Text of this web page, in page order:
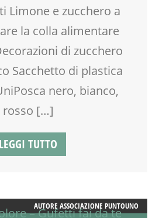
Limone e zucchero a
la colla alimentare
di zucchero
Sacchetto di plastica
nero, bianco,
rosso […]
LEGGI TUTTO
AUTORE ASSOCIAZIONE PUNTOUNO